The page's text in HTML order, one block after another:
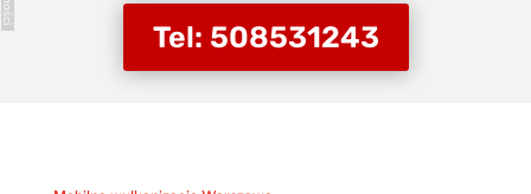
Tel: 508531243